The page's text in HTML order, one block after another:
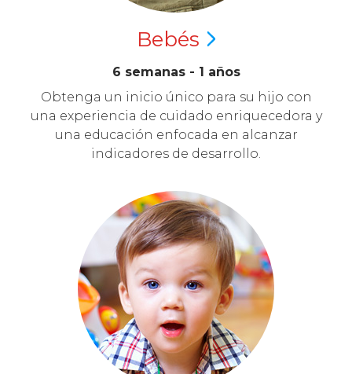
Bebés
6 semanas - 1 años
Obtenga un inicio único para su hijo con
una experiencia de cuidado enriquecedora y
una educación enfocada en alcanzar
indicadores de desarrollo.